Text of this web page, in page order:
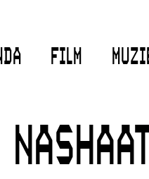
FILM
& contact